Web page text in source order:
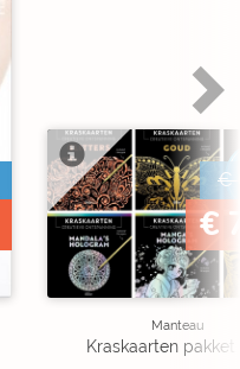
€
€
Manteau
Kraskaarten pakket